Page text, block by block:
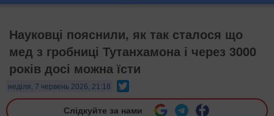
Науковці пояснили, як так сталося що
мед з гробниці Тутанхамона і через 3000
років досі можна їсти
неділя, 7 червень 2026, 21:18
Слідкуйте за нами